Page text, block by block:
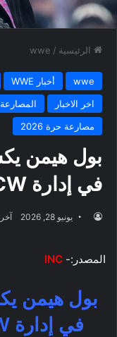
الرئيسية /
wwe
wwe أخبار WWE
اخر الاخبار
مصارعة حرة 2026
بول هيمن
في إدارة ECW تحت راية WWE
يونيو 28, 2026 آخر
المصدر:- INC
بول هيمن
في إدارة ECW تحت راية WWE